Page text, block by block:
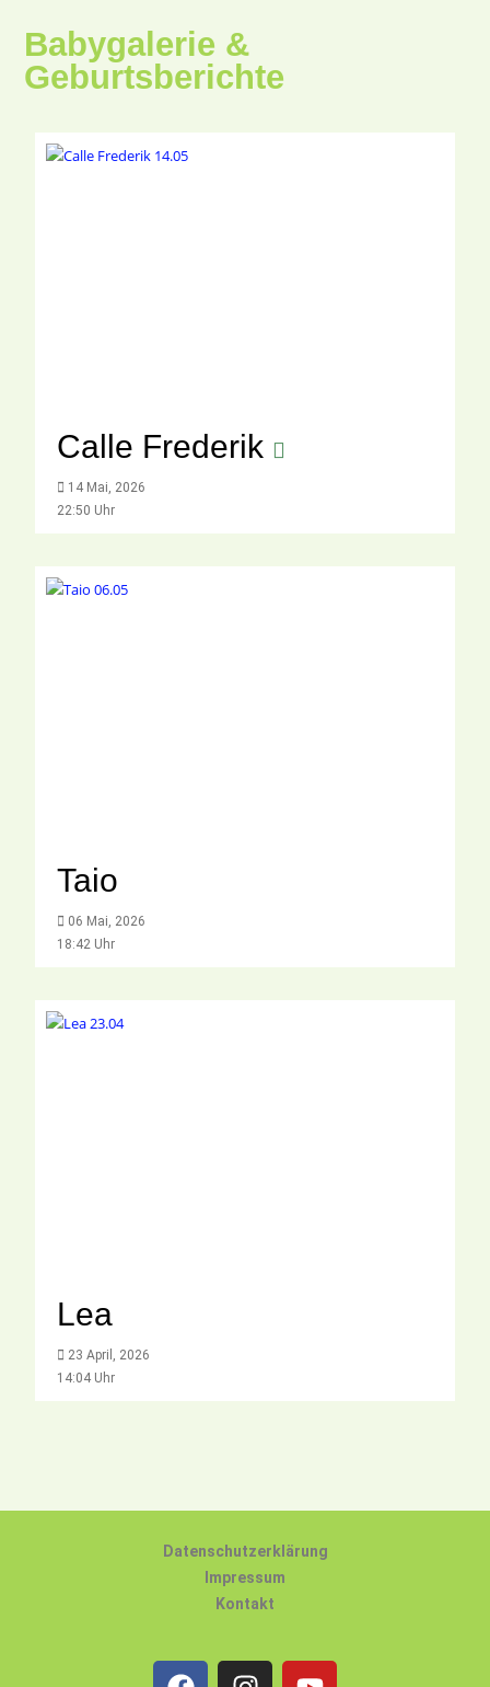
Babygalerie &
Geburtsberichte
Calle Frederik
14 Mai, 2026
22:50 Uhr
Taio
06 Mai, 2026
18:42 Uhr
Lea
23 April, 2026
14:04 Uhr
Datenschutzerklärung
Impressum
Kontakt